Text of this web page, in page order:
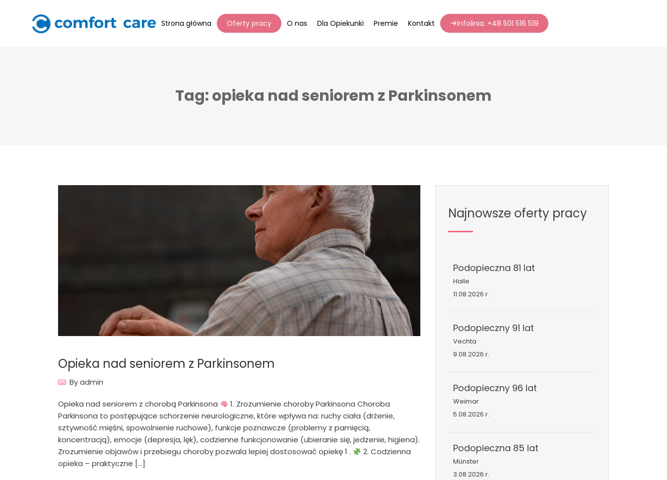
Strona główna Oferty pracy O nas Dla Opiekunki Premie Kontakt Infolinia: +48 501 516 519
Tag: opieka nad seniorem z Parkinsonem
Opieka nad seniorem z Parkinsonem
Byadmin
Opieka nad seniorem z chorobą Parkinsona
1. Zrozumienie choroby Parkinsona Choroba
Parkinsona to postępujące schorzenie neurologiczne, które wpływa na: ruchy ciała (drżenie,
sztywność mięśni, spowolnienie ruchowe), funkcje poznawcze (problemy z pamięcią,
koncentracją), emocje (depresja, lęk), codzienne funkcjonowanie (ubieranie się, jedzenie, higiena).
Zrozumienie objawów i przebiegu choroby pozwala lepiej dostosować opiekę 1 .
2. Codzienna
opieka – praktyczne […]
Najnowsze oferty pracy
Podopieczna 81 lat
Halle
11.08.2026 r.
Podopieczny 91 lat
Vechta
9.08.2026 r.
Podopieczny 96 lat
Weimar
5.08.2026 r.
Podopieczna 85 lat
Münster
3.08.2026 r.